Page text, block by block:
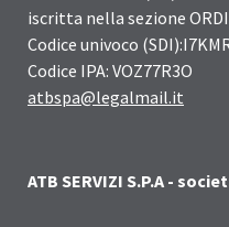
iscritta nella sezione
Codice univoco
Codice IPA: VOZ77R3O
atbspa@legalmail.it
ATB SERVIZI S.P.A -